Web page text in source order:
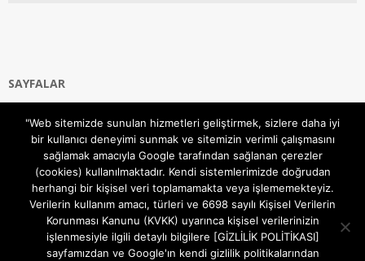
SAYFALAR
Gizlilik ve Çerezler (Cookies) Politikası
Hakkımızda
İletişim Kanalları
MODEM KURULUM
TEKNİK DESTEK
TELEVİZYON SİSTEMLERİ
"Web sitemizde sunulan hizmetleri geliştirmek, sizlere daha iyi
bir kullanıcı deneyimi sunmak ve sitemizin verimli çalışmasını
sağlamak amacıyla Google tarafından sağlanan çerezler
(cookies) kullanılmaktadır. Kendi sistemlerimizde doğrudan
herhangi bir kişisel veri toplamamakta veya işlememekteyiz.
Verilerin kullanım amacı, türleri ve 6698 sayılı Kişisel Verilerin
Korunması Kanunu (KVKK) uyarınca kişisel verilerinizin
işlenmesiyle ilgili detaylı bilgilere [GİZLİLİK POLİTİKASI]
sayfamızdan ve Google'ın kendi gizlilik politikalarından